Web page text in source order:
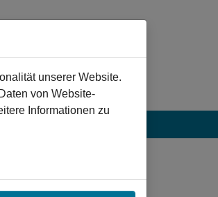
unserer Website.
von Website-
Informationen zu